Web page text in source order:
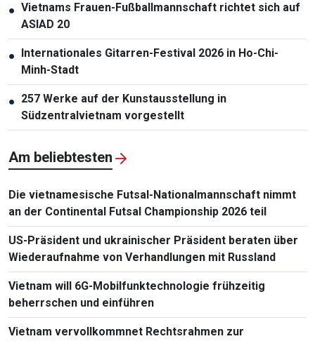
● Vietnams Frauen-Fußballmannschaft richtet sich auf
ASIAD 20
●
Internationales Gitarren-Festival 2026 in Ho-Chi-
Minh-Stadt
● 257 Werke auf der Kunstausstellung in
Südzentralvietnam vorgestellt
Am beliebtesten
Die vietnamesische Futsal-Nationalmannschaft nimmt
an der Continental Futsal Championship 2026 teil
US-Präsident und ukrainischer Präsident beraten über
Wiederaufnahme von Verhandlungen mit Russland
Vietnam will 6G-Mobilfunktechnologie frühzeitig
beherrschen und einführen
Vietnam vervollkommnet Rechtsrahmen zur